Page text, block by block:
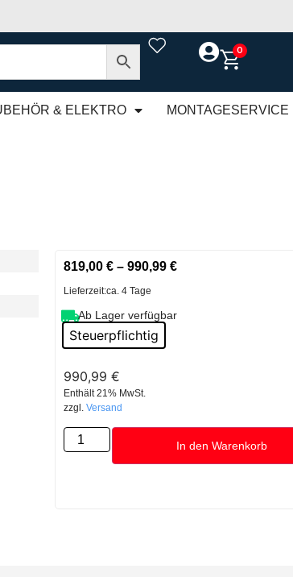
0
& ELEKTRO MONTAGESERVICE
819,00 € – 990,99 €
Lieferzeit:ca. 4 Tage
Ab Lager verfügbar
Steuerpflichtig
990,99 €
Enthält 21% MwSt.
zzgl. Versand
In den Warenkorb